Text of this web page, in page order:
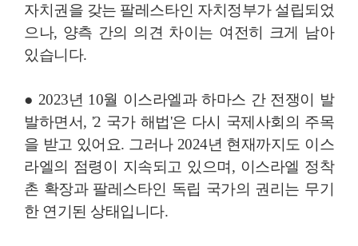
자치권을 갖는 팔레스타인 자치정부가 설립되었
으나, 양측 간의 의견 차이는 여전히 크게 남아
있습니다.
● 2023년 10월 이스라엘과 하마스 간 전쟁이 발
발하면서, '2 국가 해법'은 다시 국제사회의 주목
을 받고 있어요. 그러나 2024년 현재까지도 이스
라엘의 점령이 지속되고 있으며, 이스라엘 정착
촌 확장과 팔레스타인 독립 국가의 권리는 무기
한 연기된 상태입니다.